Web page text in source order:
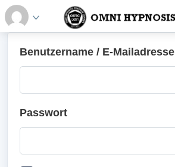
Benutzername / E-Mailadresse
Passwort